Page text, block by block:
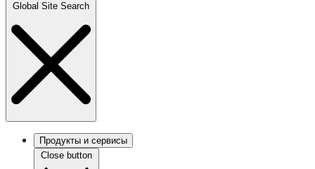
Global Site Search
Продукты и сервисы
Close button